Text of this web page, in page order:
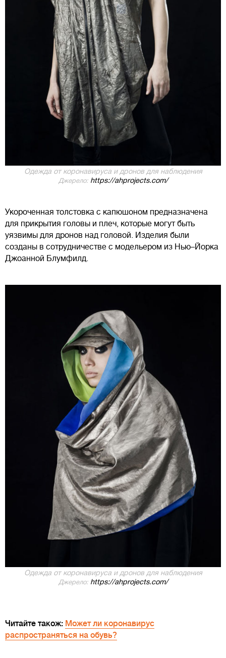
Одежда от коронавируса и дронов для наблюдения
Джерело:https://ahprojects.com/
Укороченная толстовка с капюшоном предназначена
для прикрытия головы и плеч, которые могут быть
уязвимы для дронов над головой. Изделия были
созданы в сотрудничестве с модельером из Нью–Йорка
Джоанной Блумфилд.
Одежда от коронавируса и дронов для наблюдения
Джерело:https://ahprojects.com/
Читайте також: Может ли коронавирус
распространяться на обувь?